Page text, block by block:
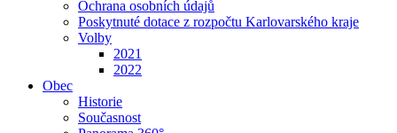
Ochrana osobních údajů
Poskytnuté dotace z rozpočtu Karlovarského kraje
Volby
2021
2022
Obec
Historie
Současnost